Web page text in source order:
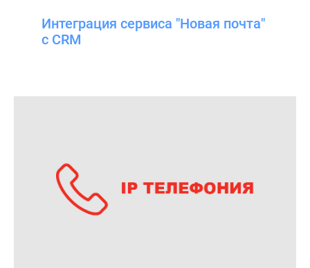
Интеграция сервиса "Новая почта"
с CRM